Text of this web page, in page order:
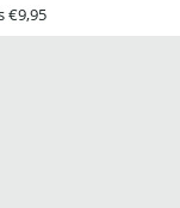
€9,95